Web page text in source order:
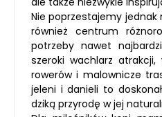
Nie poprzestajemy
również centrum
potrzeby nawet
szeroki wachlarz
rowerów i malownicze
jeleni i danieli to
dziką przyrodę w jej